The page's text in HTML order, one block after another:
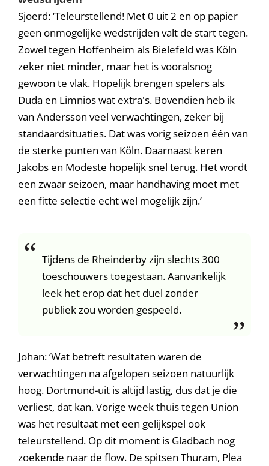
Sjoerd: ‘Teleurstellend! Met 0 uit 2 en op papier
geen onmogelijke wedstrijden valt de start tegen.
Zowel tegen Hoffenheim als Bielefeld was Köln
zeker niet minder, maar het is vooralsnog
gewoon te vlak. Hopelijk brengen spelers als
Duda en Limnios wat extra's. Bovendien heb ik
van Andersson veel verwachtingen, zeker bij
standaardsituaties. Dat was vorig seizoen één van
de sterke punten van Köln. Daarnaast keren
Jakobs en Modeste hopelijk snel terug. Het wordt
een zwaar seizoen, maar handhaving moet met
een fitte selectie echt wel mogelijk zijn.’
Tijdens de Rheinderby zijn slechts 300
toeschouwers toegestaan. Aanvankelijk
leek het erop dat het duel zonder
publiek zou worden gespeeld.
Johan: ‘Wat betreft resultaten waren de
verwachtingen na afgelopen seizoen natuurlijk
hoog. Dortmund-uit is altijd lastig, dus dat je die
verliest, dat kan. Vorige week thuis tegen Union
was het resultaat met een gelijkspel ook
teleurstellend. Op dit moment is Gladbach nog
zoekende naar de flow. De spitsen Thuram, Plea